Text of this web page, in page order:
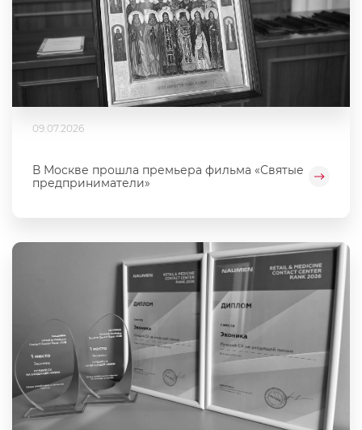
09.07.2026
В Москве прошла премьера фильма «Святые
предприниматели»